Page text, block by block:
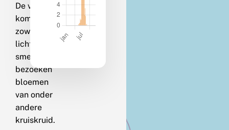
De vlinders
komen
zowel op
licht als op
smeer en
bezoeken
bloemen
van onder
andere
kruiskruid.